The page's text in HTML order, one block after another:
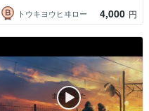
トウキヨウヒヰロー 4,000 円